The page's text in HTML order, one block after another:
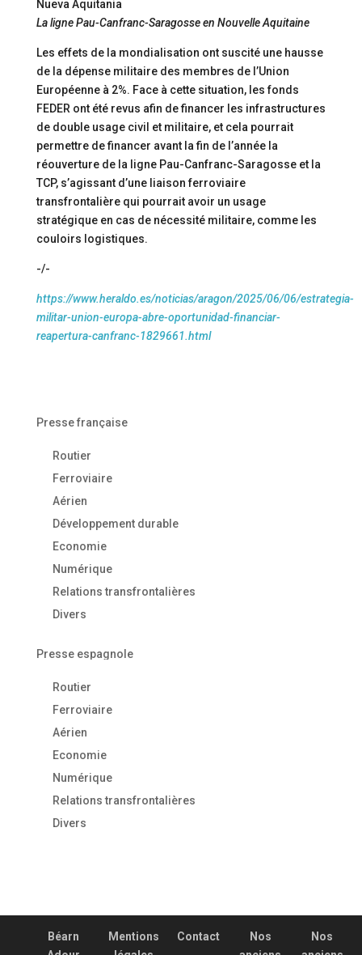
La ligne Pau-Canfranc-Saragosse en Nouvelle Aquitaine
Les effets de la mondialisation ont suscité une hausse
de la dépense militaire des membres de l’Union
Européenne à 2%. Face à cette situation, les fonds
FEDER ont été revus afin de financer les infrastructures
de double usage civil et militaire, et cela pourrait
permettre de financer avant la fin de l’année la
réouverture de la ligne Pau-Canfranc-Saragosse et la
TCP, s’agissant d’une liaison ferroviaire
transfrontalière qui pourrait avoir un usage
stratégique en cas de nécessité militaire, comme les
couloirs logistiques.
-/-
https://www.heraldo.es/noticias/aragon/2025/06/06/estrategia-
militar-union-europa-abre-oportunidad-financiar-
reapertura-canfranc-1829661.html
Presse française
Routier
Ferroviaire
Aérien
Développement durable
Economie
Numérique
Relations transfrontalières
Divers
Presse espagnole
Routier
Ferroviaire
Aérien
Economie
Numérique
Relations transfrontalières
Divers
Béarn
Mentions
Contact
Nos
Nos